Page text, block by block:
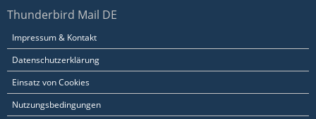
Thunderbird Mail DE
Impressum & Kontakt
Datenschutzerklärung
Einsatz von Cookies
Nutzungsbedingungen